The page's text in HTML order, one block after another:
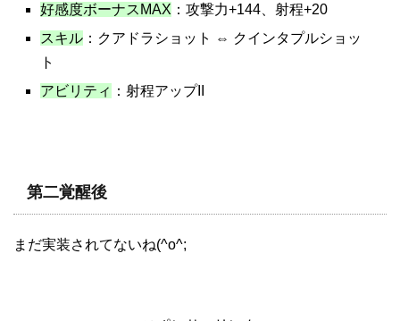
好感度ボーナスMAX ：攻撃力+144、射程+20
スキル ：クアドラショット ⇔ クインタプルショッ
ト
アビリティ ：射程アップII
第二覚醒後
まだ実装されてないね(^o^;